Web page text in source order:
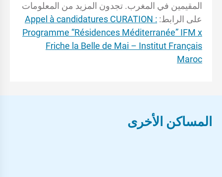
المقيمين في المغرب. تجدون المزيد من المعلومات
على الرابط: Appel à candidatures CURATION :
Programme “Résidences Méditerranée” IFM x
Friche la Belle de Mai – Institut Français
Maroc
المساكن الأخرى